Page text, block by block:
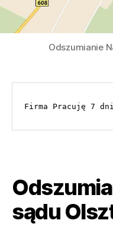
Odszumianie
Firma Pracuję 7
sądu